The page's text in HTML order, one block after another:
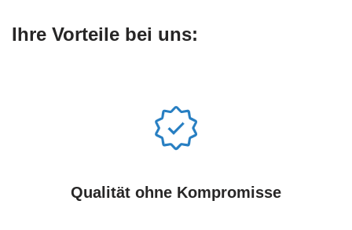
Ihre Vorteile bei uns:
Qualität ohne Kompromisse